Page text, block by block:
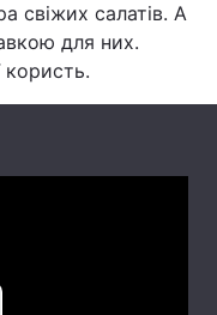
свіжих салатів. А
для них.